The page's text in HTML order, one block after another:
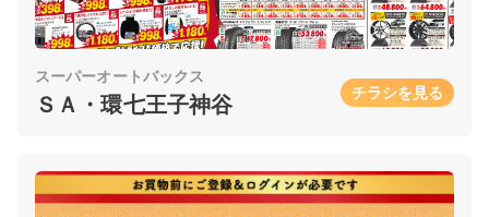
スーパーオートバックス
ＳＡ・環七王子神谷 チラシを見る